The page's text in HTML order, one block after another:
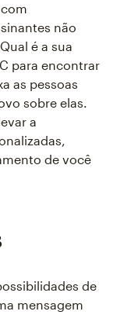
não
é a sua
para encontrar
as pessoas
sobre elas.
a
de você
de
mensagem